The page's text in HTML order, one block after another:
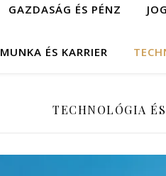
GAZDASÁG ÉS PÉNZ
MUNKA ÉS KARRIER
TECHNOLÓGIA